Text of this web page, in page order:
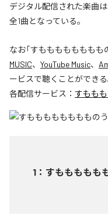
デジタル配信された楽曲
全1曲となっている。
なお「すもももももももも
MUSIC、 YouTube Music、
ービスで聴くことができる
各配信サービス： すもも
1 ： すももももも